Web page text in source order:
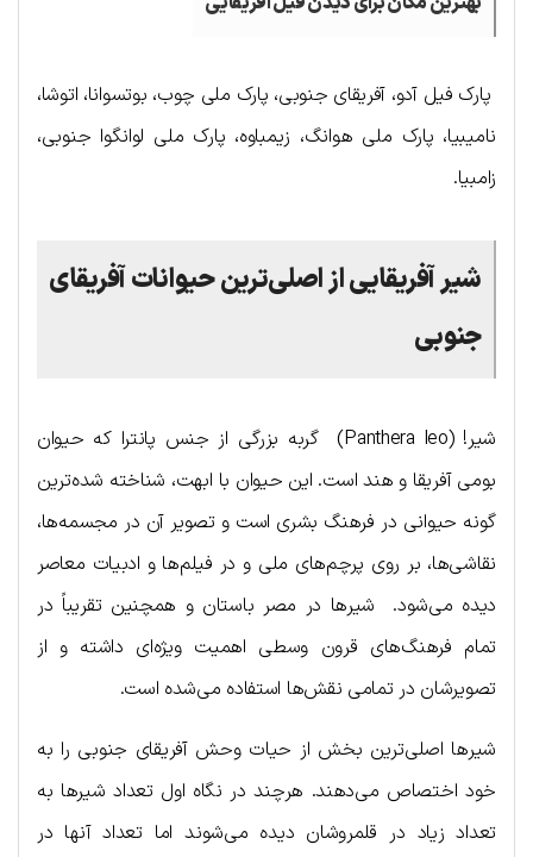
پارک فیل آدو، آفریقای جنوبی، پارک ملی چوب، بوتسوانا، اتوشا،
نامیبیا، پارک ملی هوانگ، زیمباوه، پارک ملی لوانگوا جنوبی،
زامبیا.
شیر آفریقایی از اصلی‌ترین حیوانات آفریقای
جنوبی
شیر! (Panthera leo) گربه بزرگی از جنس پانترا که حیوان
بومی آفریقا و هند است. این حیوان با ابهت، شناخته شده‌ترین
گونه حیوانی در فرهنگ بشری است و تصویر آن در مجسمه‌ها،
نقاشی‌ها، بر روی پرچم‌های ملی و در فیلم‌ها و ادبیات معاصر
دیده می‌شود. شیرها در مصر باستان و همچنین تقریباً در
تمام فرهنگ‌های قرون وسطی اهمیت ویژه‌ای داشته و از
تصویرشان در تمامی نقش‌‍‌ها استفاده می‌شده است.
شیرها اصلی‌ترین بخش از حیات وحش آفریقای جنوبی را به
خود اختصاص می‌دهند. هرچند در نگاه اول تعداد شیرها به
تعداد زیاد در قلمروشان دیده می‌شوند اما تعداد آنها در